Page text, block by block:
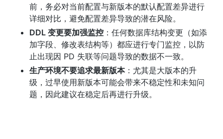
前，务必对当前配置与新版本的默认配置差异进行
详细对比，避免配置差异导致的潜在风险。
DDL 变更要加强监控 ：任何数据库结构变更（如添
加字段、修改表结构等）都应进行专门监控，以防
止出现因 PD 失联等问题导致的数据不一致。
生产环境不要追求最新版本：尤其是大版本的升
级，过早使用新版本可能会带来不稳定性和未知问
题，因此建议在稳定后再进行升级。